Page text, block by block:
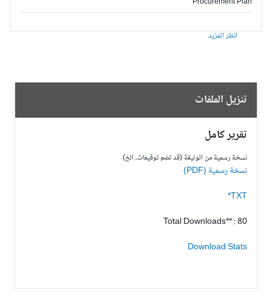
انظر المزيد
تنزيل الملفات
تقرير كامل
نسخة رسمية من الوثيقة (قد تضم توقيعات، الخ)
نسخة رسمية (PDF)
TXT*
Total Downloads** : 80
Download Stats